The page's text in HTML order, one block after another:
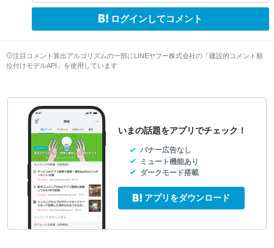
ログインしてコメント
注目コメント算出アルゴリズムの一部にLINEヤフー株式会社の「建設的コメント順
位付けモデルAPI」を使用しています
いまの話題をアプリでチェック！
バナー広告なし
ミュート機能あり
ダークモード搭載
アプリをダウンロード